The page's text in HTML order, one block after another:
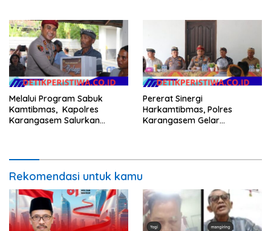
Melalui Program Sabuk
Kamtibmas, Kapolres
Karangasem Salurkan
Pererat Sinergi
Harkamtibmas, Polres
Karangasem Gelar
Rekomendasi untuk kamu